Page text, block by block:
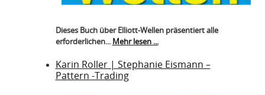
Dieses Buch über Elliott-Wellen präsentiert alle
erforderlichen... Mehr lesen ...
Karin Roller | Stephanie Eismann –
Pattern -Trading